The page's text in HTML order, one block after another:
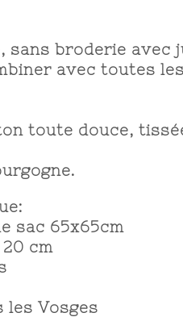
sans broderie avec
avec toutes
toute douce,
sac 65x65cm
cm
les Vosges